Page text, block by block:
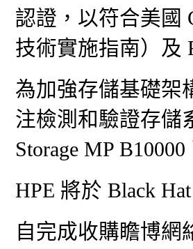
認證，以符合美國
技術實施指南）及
為加強存儲基礎架
注檢測和驗證存儲
Storage MP
HPE 將於 Black
自完成收購瞻博網